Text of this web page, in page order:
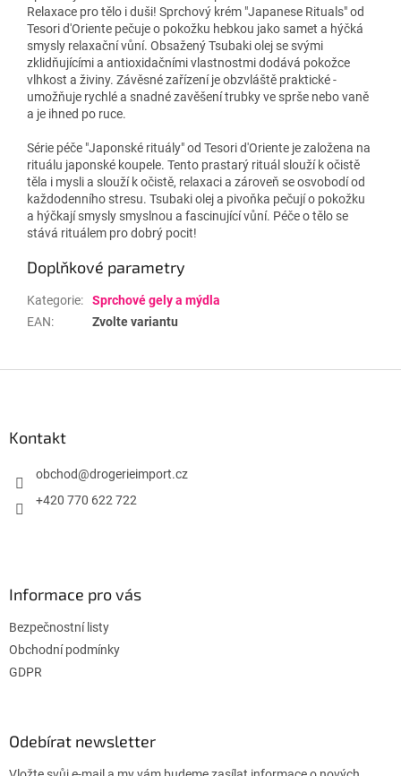
Relaxace pro tělo i duši! Sprchový krém "Japanese Rituals" od
Tesori d'Oriente pečuje o pokožku hebkou jako samet a hýčká
smysly relaxační vůní. Obsažený Tsubaki olej se svými
zklidňujícími a antioxidačními vlastnostmi dodává pokožce
vlhkost a živiny. Závěsné zařízení je obzvláště praktické -
umožňuje rychlé a snadné zavěšení trubky ve sprše nebo vaně
a je ihned po ruce.
Série péče "Japonské rituály" od Tesori d'Oriente je založena na
rituálu japonské koupele. Tento prastarý rituál slouží k očistě
těla i mysli a slouží k očistě, relaxaci a zároveň se osvobodí od
každodenního stresu. Tsubaki olej a pivoňka pečují o pokožku
a hýčkají smysly smyslnou a fascinující vůní. Péče o tělo se
stává rituálem pro dobrý pocit!
Doplňkové parametry
Kategorie:
Sprchové gely a mýdla
EAN: Zvolte variantu
Kontakt
obchod@drogerieimport.cz
+420 770 622 722
Informace pro vás
Bezpečnostní listy
Obchodní podmínky
GDPR
Odebírat newsletter